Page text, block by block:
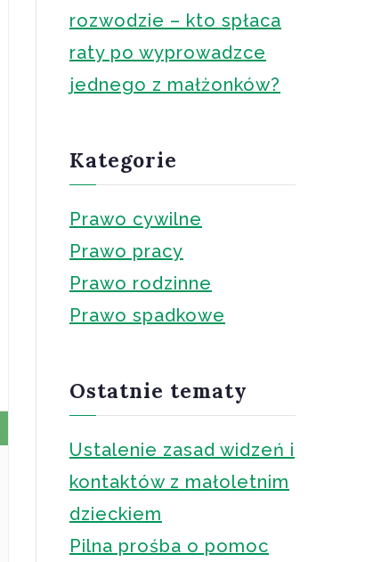
rozwodzie – kto spłaca
raty po wyprowadzce
jednego z małżonków?
Kategorie
Prawo cywilne
Prawo pracy
Prawo rodzinne
Prawo spadkowe
Ostatnie tematy
Ustalenie zasad widzeń i
kontaktów z małoletnim
dzieckiem
Pilna prośba o pomoc